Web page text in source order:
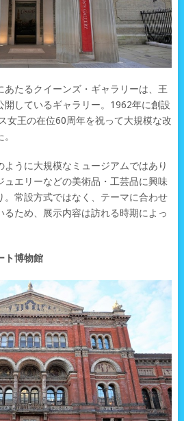
あたるクイーンズ・ギャラリーは、王
開しているギャラリー。1962年に創設
女王の在位60周年を祝って大規模な改
うに大規模なミュージアムではあり
ュエリーなどの美術品・工芸品に興味
。常設方式ではなく、テーマに合わせ
るため、展示内容は訪れる時期によっ
ト博物館